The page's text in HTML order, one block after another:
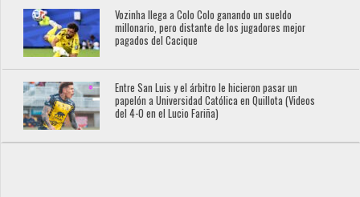
Vozinha llega a Colo Colo ganando un sueldo
millonario, pero distante de los jugadores mejor
pagados del Cacique
Entre San Luis y el árbitro le hicieron pasar un
papelón a Universidad Católica en Quillota (Videos
del 4-0 en el Lucio Fariña)